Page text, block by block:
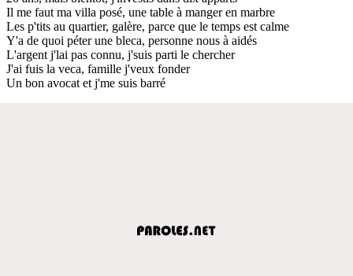
Il me faut ma villa posé, une table à manger en marbre
Les p'tits au quartier, galère, parce que le temps est calme
Y'a de quoi péter une bleca, personne nous à aidés
L'argent j'lai pas connu, j'suis parti le chercher
J'ai fuis la veca, famille j'veux fonder
Un bon avocat et j'me suis barré